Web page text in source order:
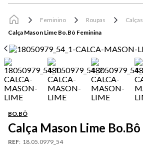
Feminino Roupas
Calças
Calça Mason Lime Bo.Bô Feminina
BO.BÔ
Calça Mason Lime
REF: 18.05.0979_54